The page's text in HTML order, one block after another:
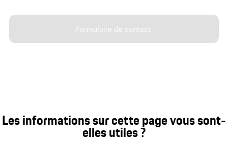
Formulaire de contact.
Les informations sur cette page vous sont-
elles utiles ?